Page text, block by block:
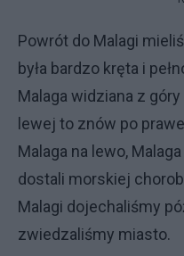
Powrót do Malagi
była bardzo kręta i
Malaga widziana z
lewej to znów po
Malaga na lewo,
dostali morskiej
Malagi dojechaliśmy
zwiedzaliśmy miasto.